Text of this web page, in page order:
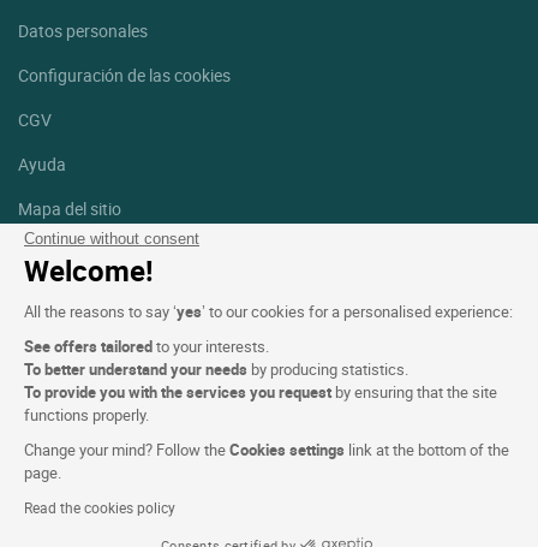
Continue without consent
Welcome!
All the reasons to say ‘yes’ to our cookies for a personalised experience:
See offers tailoredto your interests.
To better understand your needs by producing statistics.
To provide you with the services you request by ensuring that the site
functions properly.
Change your mind? Follow theCookies settings link at the bottom of the
page.
Read the cookies policy
Datos personales
Configuración de las cookies
CGV
Ayuda
Mapa del sitio
Créditos
fotografías
Facebook
Linkedin